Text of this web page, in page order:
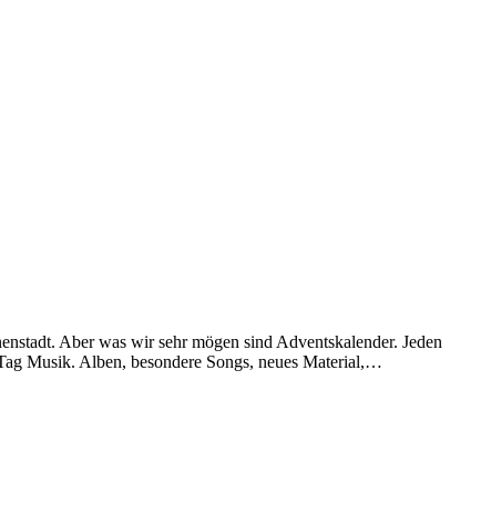
Aber was wir sehr mögen sind Adventskalender. Jeden
Musik. Alben, besondere Songs, neues Material,…